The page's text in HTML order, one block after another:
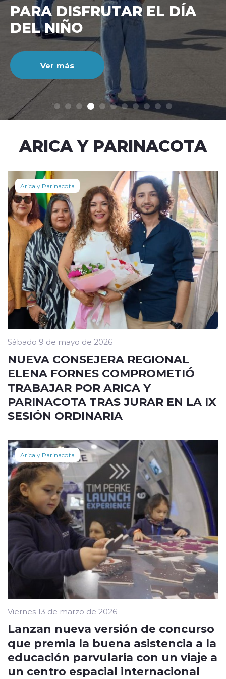
modo claro
CIENTO DURANTE EL MES
DE JULIO
Ver más
ARICA Y PARINACOTA
Arica y Parinacota
Sábado 9 de mayo de 2026
NUEVA CONSEJERA REGIONAL
ELENA FORNES COMPROMETIÓ
TRABAJAR POR ARICA Y
PARINACOTA TRAS JURAR EN LA IX
SESIÓN ORDINARIA
Arica y Parinacota
Viernes 13 de marzo de 2026
Lanzan nueva versión de concurso
que premia la buena asistencia a la
educación parvularia con un viaje a
un centro espacial internacional